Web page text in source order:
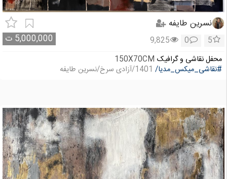
نسرین طایفه
5,000,000 ت 5
0
9,825
محفل نقاشی و گرافیک 150X70CM
#نقاشی_میکس_مدیا/